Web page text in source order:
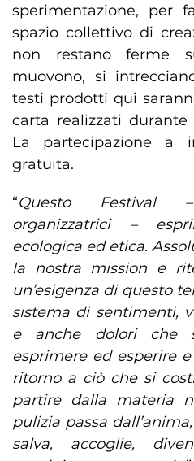
sperimentazione, per
spazio collettivo di
non restano ferme
muovono, si
testi prodotti qui
carta realizzati
La partecipazione a
gratuita.
“Questo Festival
organizzatrici –
ecologica ed etica.
la nostra mission e
un’esigenza di questo
sistema di sentimenti,
e anche dolori che
esprimere ed esperire
ritorno a ciò che si
partire dalla materia
pulizia passa
salva, accoglie,